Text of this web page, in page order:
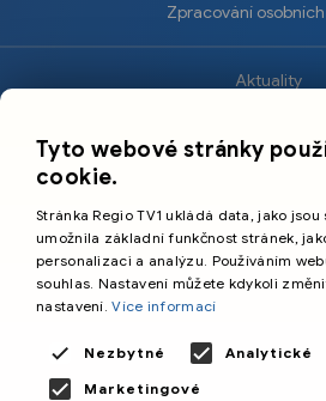
Zpracování
Aktuality
Sport
Cestování
Primetime Media
Tyto webové stránky
cookie.
Stránka Regio TV1 ukládá data, jako
umožnila základní funkčnost stránek,
personalizaci a analýzu. Používáním
souhlas. Nastavení můžete kdykoli
nastavení.Více informací
Nezbytné
Analytické
Marketingové